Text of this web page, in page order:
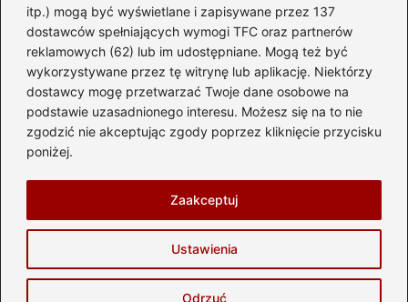
itp.) mogą być wyświetlane i zapisywane przez 137
dostawców spełniających wymogi TFC oraz partnerów
reklamowych (62) lub im udostępniane. Mogą też być
wykorzystywane przez tę witrynę lub aplikację. Niektórzy
dostawcy mogę przetwarzać Twoje dane osobowe na
podstawie uzasadnionego interesu. Możesz się na to nie
zgodzić nie akceptując zgody poprzez kliknięcie przycisku
poniżej.
Ustawienia
Odrzuć
Zaakceptuj
Benzyna i Diesel(87)
Motocykle(49)
Opony(81)
Prawo jazdy(77)
Samochody(238)
Silnik(83)
Copyright © 2026 automotostrefa.pl
Prywatność
Zasady użytkowania
Napisz do nas